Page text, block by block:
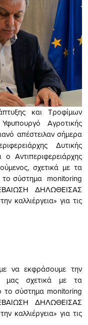
και Τροφίμων
Αγροτικής
απέστειλαν σήμερα
Δυτικής
Αντιπεριφερειάρχης
σχετικά με τα
σύστημα monitoring
ΔΗΛΩΘΕΙΣΑΣ
καλλιέργεια» για τις
να εκφράσουμε την
μας σχετικά με τα
σύστημα monitoring
ΔΗΛΩΘΕΙΣΑΣ
καλλιέργεια» για τις